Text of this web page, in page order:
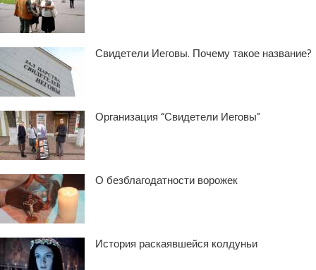
Свидетели Иеговы. Почему такое название?
Организация “Свидетели Иеговы”
О безблагодатности ворожек
История раскаявшейся колдуньи